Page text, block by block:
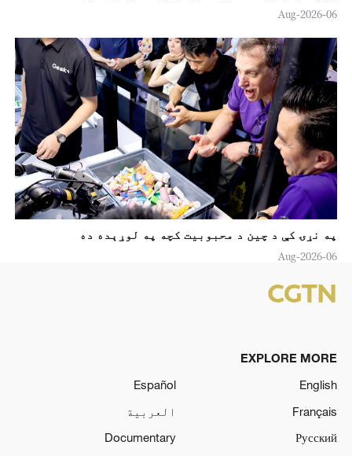
06-Aug-2026
په نړۍ کې د چين د محبوبیت کچه په لوړېده ده
06-Aug-2026
EXPLORE MORE
English
Español
Français
العربية
Русский
Documentary